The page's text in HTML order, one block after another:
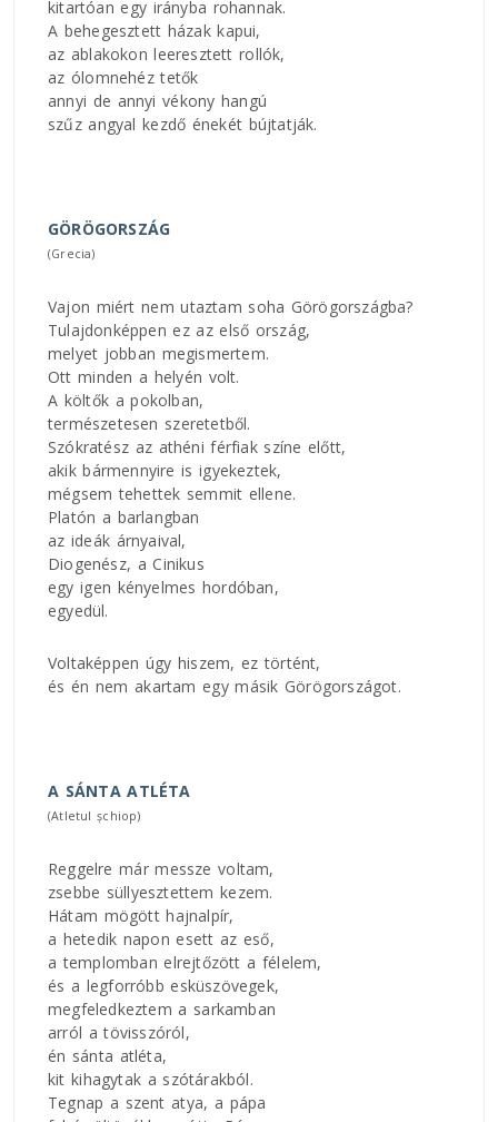
kitartóan egy irányba rohannak.
A behegesztett házak kapui,
az ablakokon leeresztett rollók,
az ólomnehéz tetők
annyi de annyi vékony hangú
szűz angyal kezdő énekét bújtatják.
GÖRÖGORSZÁG
(Grecia)
Vajon miért nem utaztam soha Görögországba?
Tulajdonképpen ez az első ország,
melyet jobban megismertem.
Ott minden a helyén volt.
A költők a pokolban,
természetesen szeretetből.
Szókratész az athéni férfiak színe előtt,
akik bármennyire is igyekeztek,
mégsem tehettek semmit ellene.
Platón a barlangban
az ideák árnyaival,
Diogenész, a Cinikus
egy igen kényelmes hordóban,
egyedül.
Voltaképpen úgy hiszem, ez történt,
és én nem akartam egy másik Görögországot.
A SÁNTA ATLÉTA
(Atletul șchiop)
Reggelre már messze voltam,
zsebbe süllyesztettem kezem.
Hátam mögött hajnalpír,
a hetedik napon esett az eső,
a templomban elrejtőzött a félelem,
és a legforróbb esküszövegek,
megfeledkeztem a sarkamban
arról a tövisszóról,
én sánta atléta,
kit kihagytak a szótárakból.
Tegnap a szent atya, a pápa